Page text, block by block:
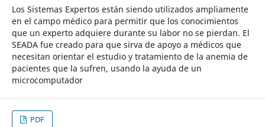
Los Sistemas Expertos están siendo utilizados ampliamente
en el campo médico para permitir que los conocimientos
que un experto adquiere durante su labor no se pierdan. El
SEADA fue creado para que sirva de apoyo a médicos que
necesitan orientar el estudio y tratamiento de la anemia de
pacientes que la sufren, usando la ayuda de un
microcomputador
PDF